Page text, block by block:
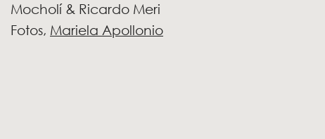
Mocholí & Ricardo Meri
Fotos, Mariela Apollonio